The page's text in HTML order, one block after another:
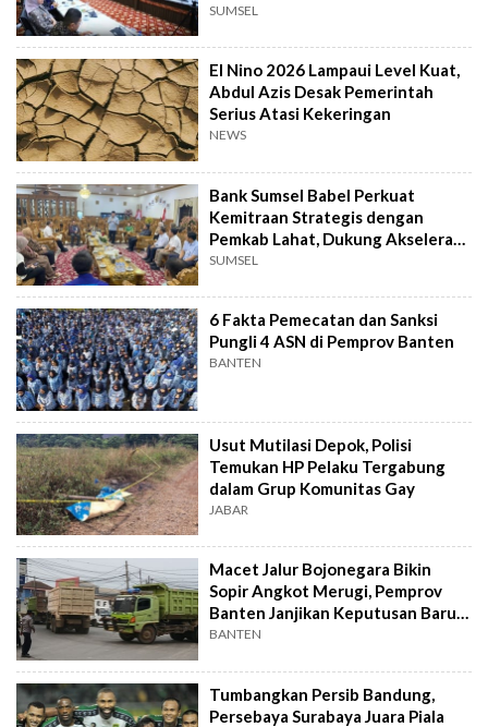
SUMSEL
El Nino 2026 Lampaui Level Kuat,
Abdul Azis Desak Pemerintah
Serius Atasi Kekeringan
NEWS
Bank Sumsel Babel Perkuat
Kemitraan Strategis dengan
Pemkab Lahat, Dukung Akselerasi
Ekonomi Daerah
SUMSEL
6 Fakta Pemecatan dan Sanksi
Pungli 4 ASN di Pemprov Banten
BANTEN
Usut Mutilasi Depok, Polisi
Temukan HP Pelaku Tergabung
dalam Grup Komunitas Gay
JABAR
Macet Jalur Bojonegara Bikin
Sopir Angkot Merugi, Pemprov
Banten Janjikan Keputusan Baru 4
Hari Lagi
BANTEN
Tumbangkan Persib Bandung,
Persebaya Surabaya Juara Piala